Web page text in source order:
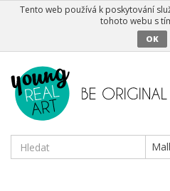
Tento web používá k poskytování
tohoto webu s
OK